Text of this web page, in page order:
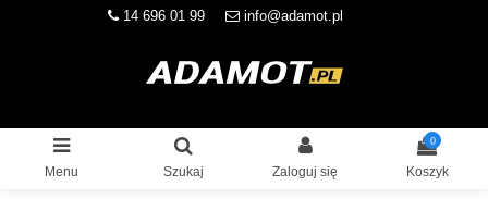
14 696 01 99 info@adamot.pl
Menu Szukaj Zaloguj się
0
Koszyk